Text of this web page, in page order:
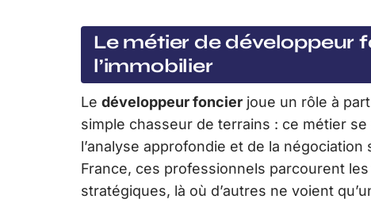
Le métier de développeur
l’immobilier
Le développeur foncier joue un rôle à
simple chasseur de terrains : ce métier
l’analyse approfondie et de la
France, ces professionnels parcourent
stratégiques, là où d’autres ne voient